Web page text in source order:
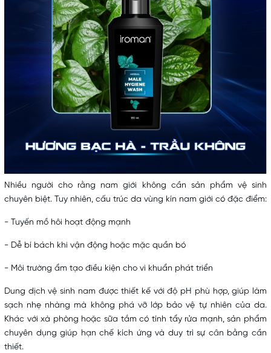
Nhiều người cho rằng nam giới không cần sản phẩm vệ sinh
chuyên biệt. Tuy nhiên, cấu trúc da vùng kín nam giới có đặc điểm:
- Tuyến mồ hôi hoạt động mạnh
- Dễ bí bách khi vận động hoặc mặc quần bó
- Môi trường ẩm tạo điều kiện cho vi khuẩn phát triển
Dung dịch vệ sinh nam được thiết kế với độ pH phù hợp, giúp làm
sạch nhẹ nhàng mà không phá vỡ lớp bảo vệ tự nhiên của da.
Khác với xà phòng hoặc sữa tắm có tính tẩy rửa mạnh, sản phẩm
chuyên dụng giúp hạn chế kích ứng và duy trì sự cân bằng cần
thiết.